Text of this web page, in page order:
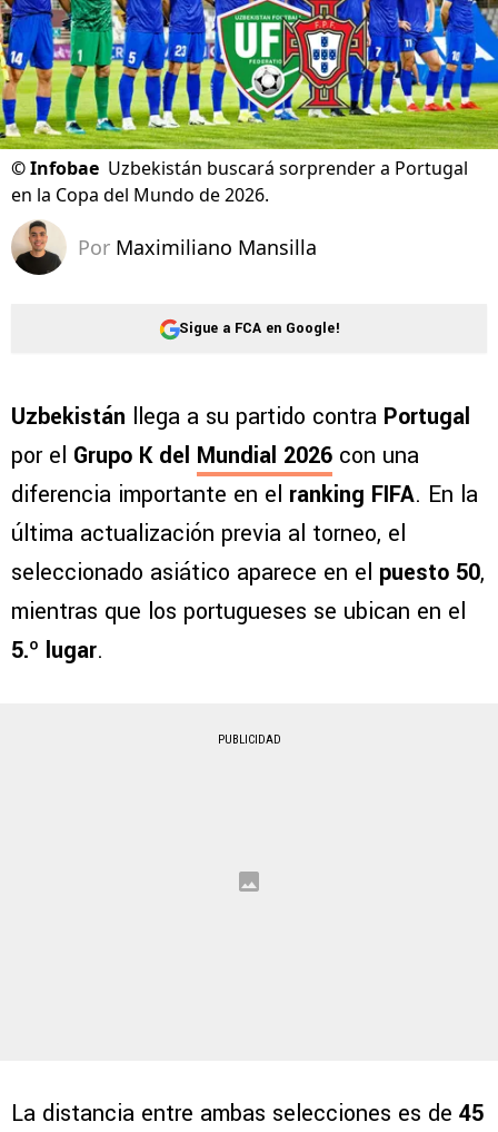
©Infobae Uzbekistán buscará sorprender a Portugal
en la Copa del Mundo de 2026.
Por Maximiliano Mansilla
Sigue a FCA en Google!
Uzbekistán llega a su partido contra Portugal
por el Grupo K del Mundial 2026 con una
diferencia importante en el ranking FIFA. En la
última actualización previa al torneo, el
seleccionado asiático aparece en el puesto 50,
mientras que los portugueses se ubican en el
5.º lugar.
PUBLICIDAD
La distancia entre ambas selecciones es de 45